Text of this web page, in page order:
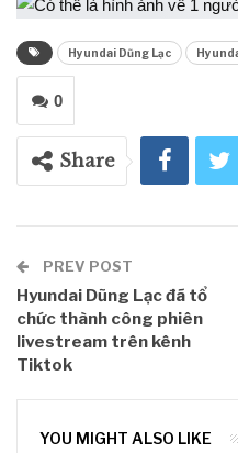
Hyundai Dũng Lạc
0
Share
PREV POST
Hyundai Dũng Lạc đã tổ
chức thành công phiên
livestream trên kênh
Tiktok
YOU MIGHT ALSO LIKE